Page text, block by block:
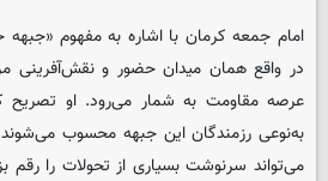
امام جمعه کرمان با اشاره به مفهوم «جبهه
در واقع همان میدان حضور و نقش‌آفرینی
عرصه مقاومت به شمار می‌رود. او تصریح
به‌نوعی رزمندگان این جبهه محسوب
می‌تواند سرنوشت بسیاری از تحولات را رقم